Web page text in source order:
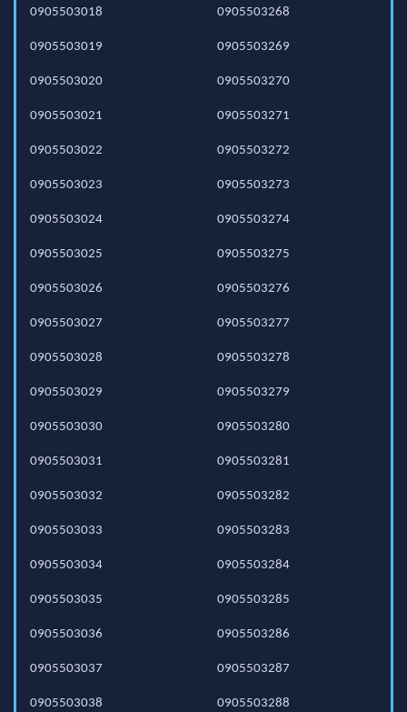
0905503018
0905503019
0905503020
0905503021
0905503022
0905503023
0905503024
0905503025
0905503026
0905503027
0905503028
0905503029
0905503030
0905503031
0905503032
0905503033
0905503034
0905503035
0905503036
0905503037
0905503038
0905503268
0905503269
0905503270
0905503271
0905503272
0905503273
0905503274
0905503275
0905503276
0905503277
0905503278
0905503279
0905503280
0905503281
0905503282
0905503283
0905503284
0905503285
0905503286
0905503287
0905503288